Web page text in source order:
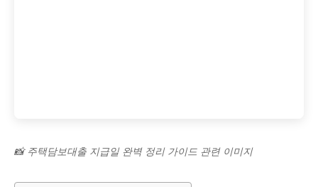
📸 주택담보대출 지급일 완벽 정리 가이드 관련 이미지